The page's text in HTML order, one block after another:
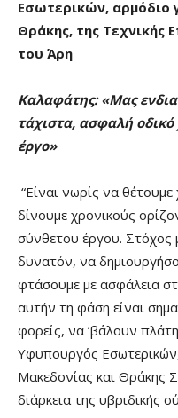
Εσωτερικών, αρμόδιο
Θράκης, της Τεχνικής
του Άρη
Καλαφάτης: «Μας
τάχιστα, ασφαλή
έργο»
“Είναι νωρίς να
δίνουμε χρονικούς
σύνθετου έργου. Στόχος
δυνατόν, να
φτάσουμε με ασφάλεια
αυτήν τη φάση είναι
φορείς, να ‘βάλουν
Υφυπουργός
Μακεδονίας και Θράκης
διάρκεια της υβριδικής